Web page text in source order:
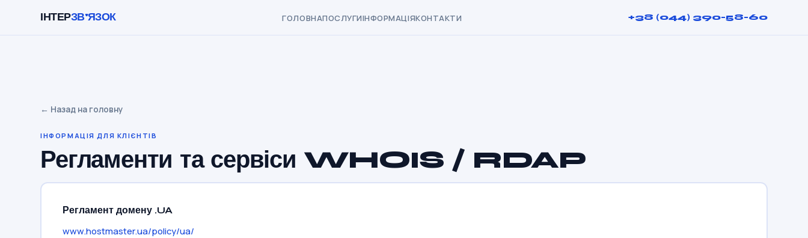
ІНТЕРЗВ'ЯЗОК ГОЛОВНАПОСЛУГИІНФОРМАЦІЯКОНТАКТИ +38 (044) 390-58-60
← Назад на головну
ІНФОРМАЦІЯ ДЛЯ КЛІЄНТІВ
Регламенти та сервіси WHOIS / RDAP
Регламент домену .UA
www.hostmaster.ua/policy/ua/